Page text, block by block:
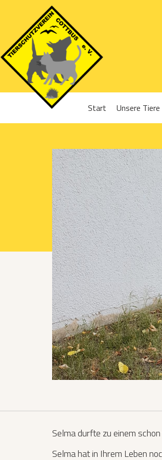
Start Unsere Tiere
Katzen
Kleintiere
Selma durfte zu einem
Selma hat in Ihrem Leben